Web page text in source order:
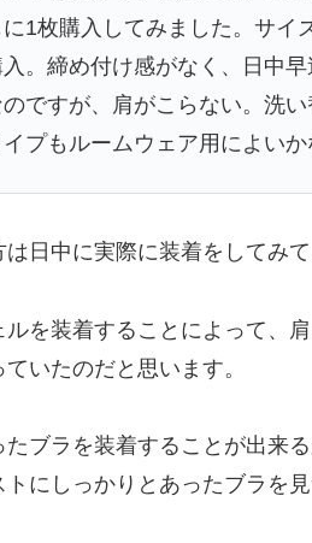
1枚購入してみました。サイ
入。締め付け感がなく、日中
ですが、肩がこらない。洗
プもルームウェア用によい
は日中に実際に装着をしてみ
ルを装着することによって、
ていたのだと思います。
たブラを装着することが出来
トにしっかりとあったブラを